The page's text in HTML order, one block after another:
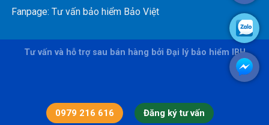
Fanpage: Tư vấn bảo hiểm Bảo Việt
Tư vấn và hỗ trợ sau bán hàng bởi Đại lý bảo hiểm IBH
0979 216 616 Đăng ký tư vấn